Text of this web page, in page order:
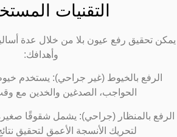
التقنيات
تحقيق رفع عيون بلا من خلال عدة
وأهدافك:
الرفع بالخيوط (غير جراحي): يستخدم
الحواجب، الصدغين والخدين مع
الرفع بالمنظار (جراحي): يشمل شقوقًا
لتحريك الأنسجة الأعمق لتحقيق